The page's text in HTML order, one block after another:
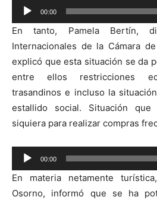
Reproductor
de
audio
00:00
En tanto, Pamela Bertín,
Internacionales de la Cámara
explicó que esta situación se da
entre ellos restricciones
trasandinos e incluso la
estallido social. Situación
siquiera para realizar compras
Reproductor
de
audio
00:00
En materia netamente
Osorno, informó que se ha